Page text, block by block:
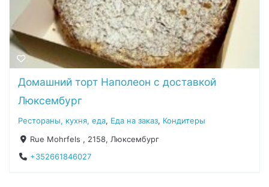
Домашний торт Наполеон с доставкой
Люксембург
Рестораны, кухня, еда, Еда на заказ, Кондитеры
Rue Mohrfels , 2158, Люксембург
+352661846027